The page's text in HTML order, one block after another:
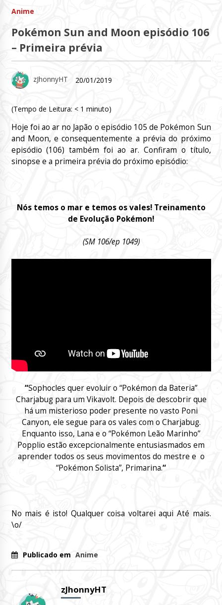
Anime
Pokémon Sun and Moon episódio 106
– Primeira prévia
zJhonnyHT 20/01/2019
(Tempo de Leitura: < 1 minuto)
Hoje foi ao ar no Japão o episódio 105 de Pokémon Sun
and Moon, e consequentemente a prévia do próximo
episódio (106) também foi ao ar. Confiram o título,
sinopse e a primeira prévia do próximo episódio:
Nós temos o mar e temos os vales! Treinamento
de Evolução Pokémon!
(SM 106/ep 1049)
“Sophocles quer evoluir o “Pokémon da Bateria”
Charjabug para um Vikavolt. Depois de descobrir que
há um misterioso poder presente no vasto Poni
Canyon, ele segue para os vales com o Charjabug.
Enquanto isso, Lana e o “Pokémon Leão Marinho”
Popplio estão excepcionalmente entusiasmados em
aprender todos os seus movimentos do mestre e o
“Pokémon Solista”, Primarina.“
No mais é isto! Qualquer coisa voltarei aqui Até mais.
\o/
Publicado em Anime
zJhonnyHT